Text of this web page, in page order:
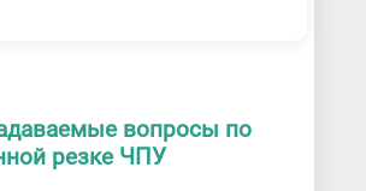
вопросы по
резке ЧПУ